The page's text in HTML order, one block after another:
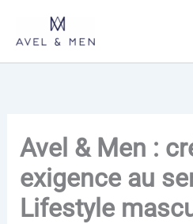
contenu
Avel & Men :
exigence au
Lifestyle